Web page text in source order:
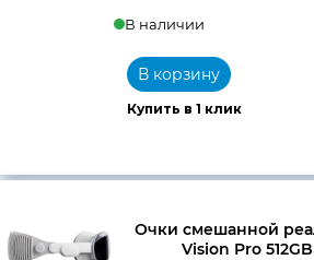
В наличии
Купить в 1 клик
В корзину
Очки смешанной
Vision Pro